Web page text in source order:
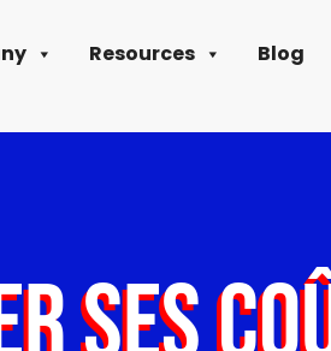
Blog
Resources